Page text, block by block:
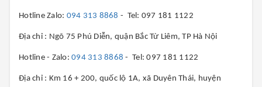
Hotline Zalo: 094 313 8868 - Tel: 097 181 1122
Địa chỉ : Ngõ 75 Phú Diễn, quận Bắc Từ Liêm, TP Hà Nội
Hotline - Zalo: 094 313 8868- Tel: 097 181 1122
Địa chỉ : Km 16 + 200, quốc lộ 1A, xã Duyên Thái, huyện